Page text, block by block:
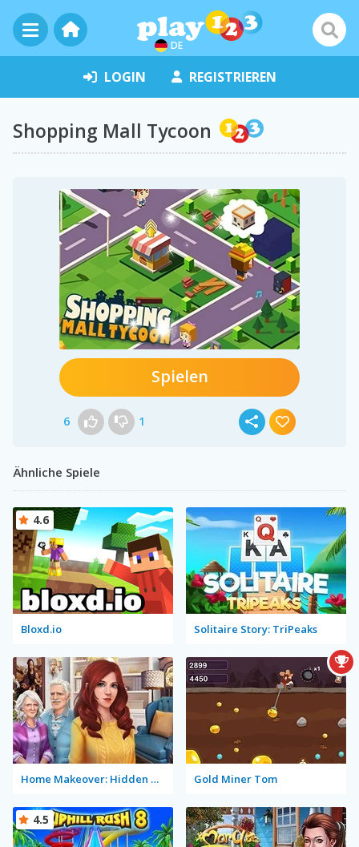
DE
LOGIN REGISTRIEREN
Shopping Mall Tycoon
Spielen
6 1
Ähnliche Spiele
Bloxd.io
4.6
Solitaire Story: TriPeaks
Home Makeover: Hidden Object Gold Miner Tom
4.5